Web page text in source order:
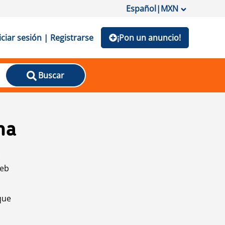
Español|MXN
sesión | Registrarse ¡Pon un anuncio!
Buscar